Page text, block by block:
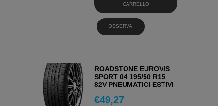
CARRELLO
OSSERVA
ROADSTONE EUROVIS
SPORT 04 195/50 R15
82V PNEUMATICI ESTIVI
€49,27